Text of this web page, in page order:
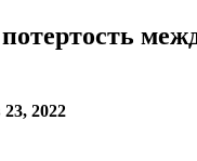
2022